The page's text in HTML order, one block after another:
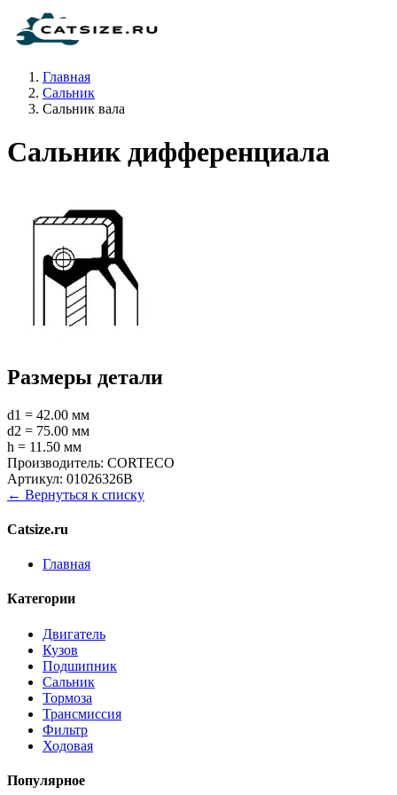
Главная
Сальник
Сальник вала
Сальник дифференциала
Размеры детали
d1 = 42.00 мм
d2 = 75.00 мм
h = 11.50 мм
Производитель: CORTECO
Артикул: 01026326B
← Вернуться к списку
Catsize.ru
Главная
Категории
Двигатель
Кузов
Подшипник
Сальник
Тормоза
Трансмиссия
Фильтр
Ходовая
Популярное